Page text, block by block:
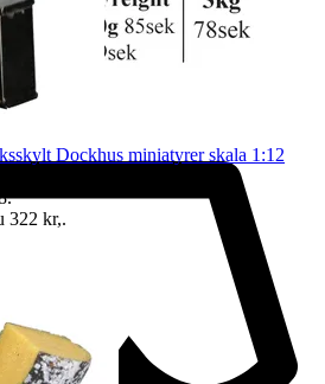
Dockhus miniatyrer skala 1:12
.
322 kr,.